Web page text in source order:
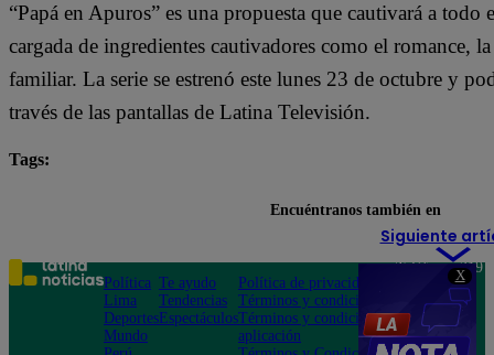
X
“Papá en Apuros” es una propuesta que cautivará a
cargada de ingredientes cautivadores como el romance,
familiar. La serie se estrenó este lunes 23 de octubre y
través de las pantallas de Latina Televisión.
Tags:
Siguiente
Encuéntranos también en
Política
Lima
Deportes
Mundo
Te ayudo
Tendencias
Espectáculos
Política de privacidad
Términos y condiciones
Términos y condiciones
aplicación
Teléfono: 219
Av. San
Felipe 968
Jesús María